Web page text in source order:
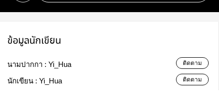
ข้อมูลนักเขียน
นามปากกา : Yi_Hua ติดตาม
นักเขียน : Yi_Hua ติดตาม